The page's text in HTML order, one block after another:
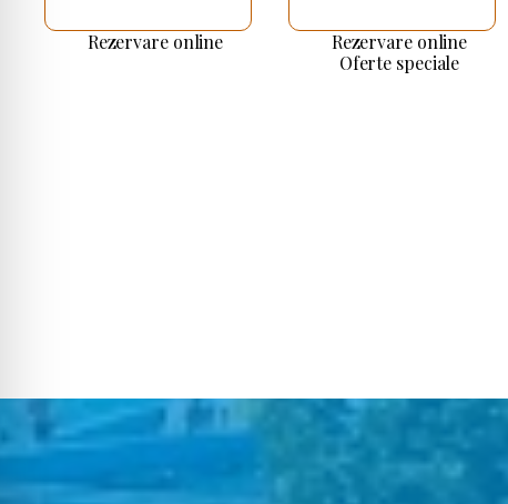
Rezervare online
Rezervare online
Oferte speciale